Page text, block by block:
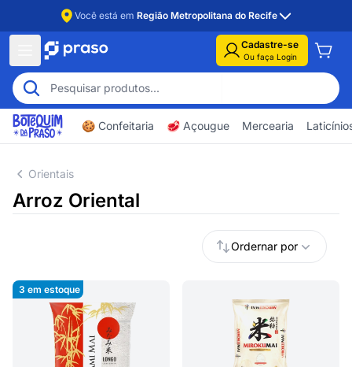
Você está em Região Metropolitana do Recife
Cadastre-se
Ou faça Login
🍪 Confeitaria 🥩 Açougue Mercearia
Orientais
Arroz Oriental
Ordernar por
3 em estoque